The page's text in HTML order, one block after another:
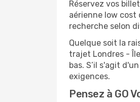
Réservez vos
aérienne low cost
recherche selon
Quelque soit la
trajet Londres -
bas. S’il s'agit
exigences.
Pensez à GO